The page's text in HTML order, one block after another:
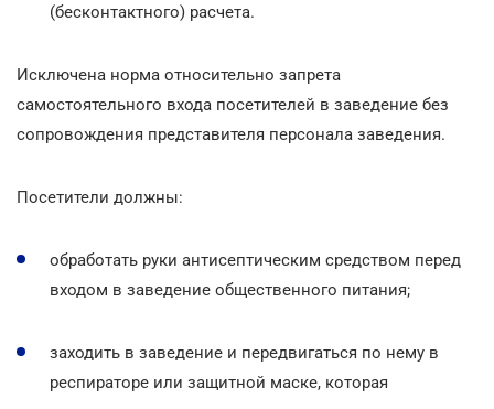
(бесконтактного) расчета.
Исключена норма относительно запрета
самостоятельного входа посетителей в заведение без
сопровождения представителя персонала заведения.
Посетители должны:
обработать руки антисептическим средством перед
входом в заведение общественного питания;
заходить в заведение и передвигаться по нему в
респираторе или защитной маске, которая